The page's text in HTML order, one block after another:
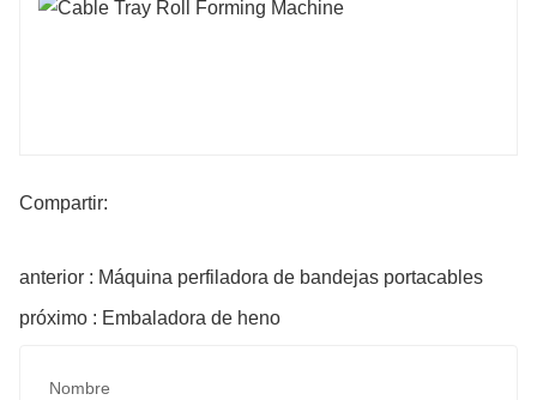
Compartir:
anterior : Máquina perfiladora de bandejas portacables
próximo : Embaladora de heno
Nombre